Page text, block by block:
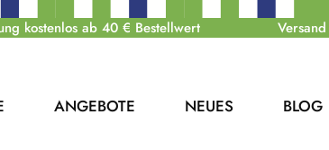
kostenlos ab 40 € Bestellwert
ANGEBOTE NEUES BLOG